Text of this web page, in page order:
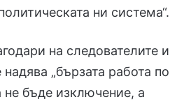
ни система“.
на следователите и
„бързата работа по
бъде изключение, а